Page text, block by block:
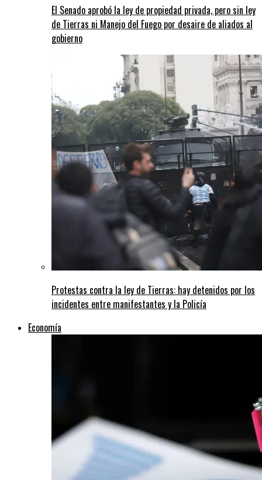
El Senado aprobó la ley de propiedad privada, pero sin ley
de Tierras ni Manejo del Fuego por desaire de aliados al
gobierno
Protestas contra la ley de Tierras: hay detenidos por los
incidentes entre manifestantes y la Policía
Economía